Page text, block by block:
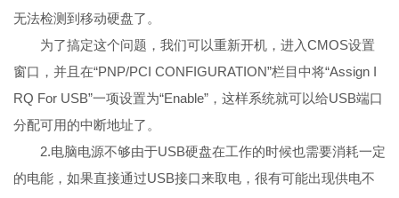
无法检测到移动硬盘了。
为了搞定这个问题，我们可以重新开机，进入CMOS设置
窗口，并且在“PNP/PCI CONFIGURATION”栏目中将“Assign I
RQ For USB”一项设置为“Enable”，这样系统就可以给USB端口
分配可用的中断地址了。
2.电脑电源不够由于USB硬盘在工作的时候也需要消耗一定
的电能，如果直接通过USB接口来取电，很有可能出现供电不